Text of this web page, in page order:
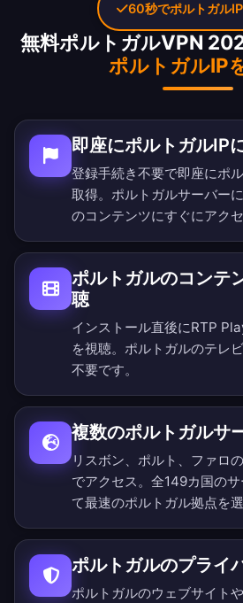
無料ポルトガルVPN
ポルトガルIP
即座にポルトガルIP
登録手続き不要で即座にポ
取得。ポルトガルサーバー
のコンテンツにすぐにアクセ
ポルトガルのコンテ
聴
インストール直後にRTP
を視聴。ポルトガルのテレ
不要です。
複数のポルトガルサ
リスボン、ポルト、ファロ
でアクセス。 全149カ国の
て最速のポルトガル拠点を
ポルトガルのプライ
ポルトガルのウェブサイト
60秒でポルトガル